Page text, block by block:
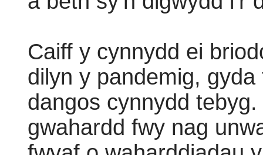
Caiff y cynnydd ei
dilyn y pandemig,
dangos cynnydd
gwahardd fwy nag